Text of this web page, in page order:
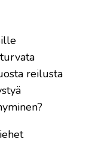
reilusta